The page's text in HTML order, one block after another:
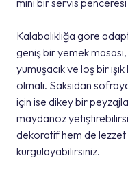
mini bir servis
Kalabalıklığa göre
geniş bir yemek masası,
yumuşacık ve loş bir
olmalı. Saksıdan
için ise dikey bir
maydanoz
dekoratif hem de lezzet
kurgulayabilirsiniz.